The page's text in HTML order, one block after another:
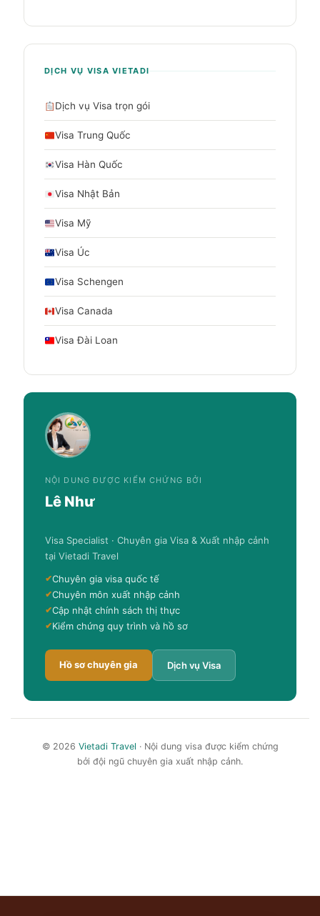
DỊCH VỤ VISA VIETADI
Dịch vụ Visa trọn gói
Visa Trung Quốc
Visa Hàn Quốc
Visa Nhật Bản
Visa Mỹ
Visa Úc
Visa Schengen
Visa Canada
Visa Đài Loan
NỘI DUNG ĐƯỢC KIỂM CHỨNG BỞI
Lê Như
Visa Specialist · Chuyên gia Visa & Xuất nhập cảnh
tại Vietadi Travel
Chuyên gia visa quốc tế
Chuyên môn xuất nhập cảnh
Cập nhật chính sách thị thực
Kiểm chứng quy trình và hồ sơ
Hồ sơ chuyên gia Dịch vụ Visa
© 2026 Vietadi Travel · Nội dung visa được kiểm chứng
bởi đội ngũ chuyên gia xuất nhập cảnh.